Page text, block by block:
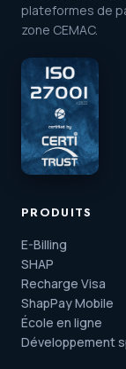
plateformes de
zone CEMAC.
PRODUITS
E-Billing
SHAP
Recharge Visa
ShapPay Mobile
École en ligne
Développement